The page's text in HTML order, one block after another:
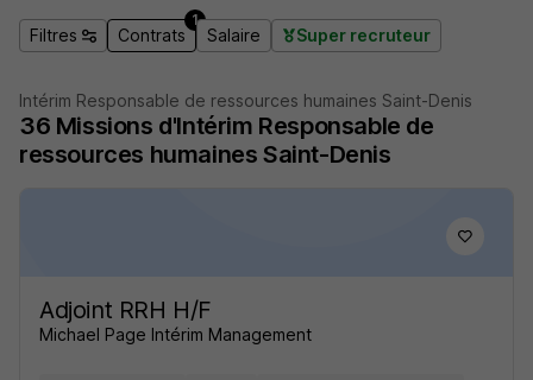
Filtres Contrats
1
Salaire Super recruteur
Intérim Responsable de ressources humaines Saint-Denis
36 Missions d'Intérim Responsable de
ressources humaines Saint-Denis
Adjoint RRH H/F
Michael Page Intérim Management